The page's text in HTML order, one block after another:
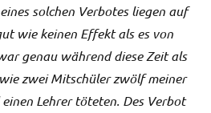
solchen Verbotes liegen auf
wie keinen Effekt als es von
genau während diese Zeit als
zwei Mitschüler zwölf meiner
Lehrer töteten. Des Verbot